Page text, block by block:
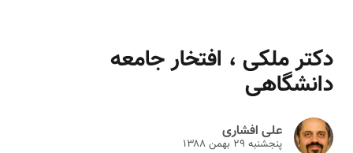
دکتر ملکی ، افتخار جامعه
دانشگاهی
علی افشاری
پنجشنبه ۲۹ بهمن ۱۳۸۸